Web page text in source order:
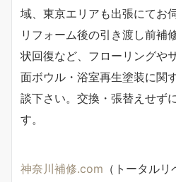
域、東京エリアも出張にてお
リフォーム後の引き渡し前補
状回復など、フローリングや
面ボウル・浴室再生塗装に関
談下さい。交換・張替えせず
す。
神奈川補修.com （トータルリ